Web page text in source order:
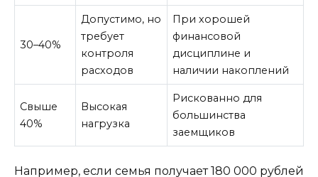
30–40%
Допустимо, но
требует
контроля
расходов
При хорошей
финансовой
дисциплине и
наличии накоплений
Свыше
40%
Высокая
нагрузка
Рискованно для
большинства
заемщиков
Например, если семья получает 180 000 рублей